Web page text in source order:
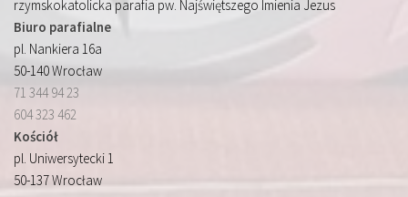
rzymskokatolicka parafia pw. Najświętszego Imienia Jezus
Biuro parafialne
pl. Nankiera 16a
50-140 Wrocław
71 344 94 23
604 323 462
Kościół
pl. Uniwersytecki 1
50-137 Wrocław